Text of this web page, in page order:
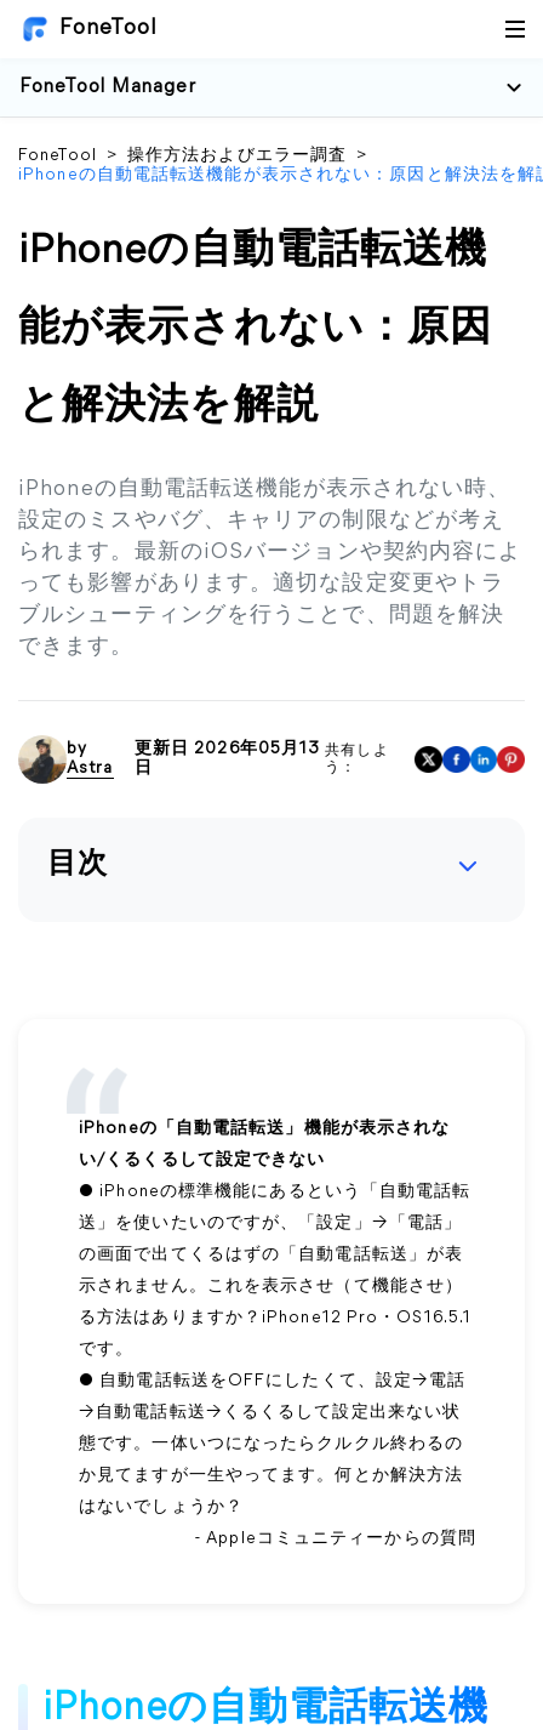
FoneTool
FoneTool Manager
FoneTool > 操作方法およびエラー調査
>
iPhoneの自動電話転送機能が表示されない：原因と解決法を解
iPhoneの自動電話転送機
能が表示されない：原因
と解決法を解説
iPhoneの自動電話転送機能が表示されない時、
設定のミスやバグ、キャリアの制限などが考え
られます。最新のiOSバージョンや契約内容によ
っても影響があります。適切な設定変更やトラ
ブルシューティングを行うことで、問題を解決
できます。
by
Astra
更新日 2026年05月13
日
共有しよ
う：
目次
iPhoneの「自動電話転送」機能が表示されな
い/くるくるして設定できない
● iPhoneの標準機能にあるという「自動電話転
送」を使いたいのですが、「設定」→「電話」
の画面で出てくるはずの「自動電話転送」が表
示されません。これを表示させ（て機能させ）
る方法はありますか？iPhone12 Pro・OS16.5.1
です。
● 自動電話転送をOFFにしたくて、設定→電話
→自動電話転送→くるくるして設定出来ない状
態です。一体いつになったらクルクル終わるの
か見てますが一生やってます。何とか解決方法
はないでしょうか？
- Appleコミュニティーからの質問
iPhoneの自動電話転送機